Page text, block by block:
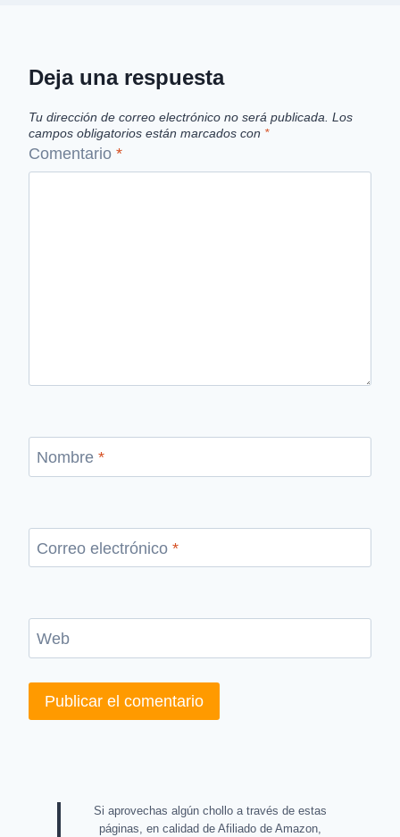
Deja una respuesta
Tu dirección de correo electrónico no será publicada. Los
campos obligatorios están marcados con *
Comentario *
Nombre *
Correo electrónico *
Web
Si aprovechas algún chollo a través de estas
páginas, en calidad de Afiliado de Amazon,